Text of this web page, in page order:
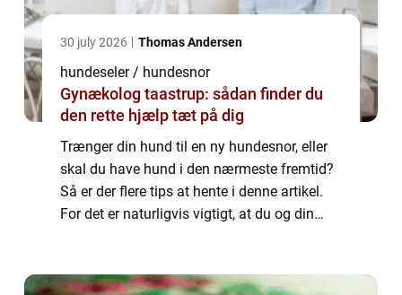
30 july 2026 Thomas Andersen
hundeseler / hundesnor
Gynækolog taastrup: sådan finder du
den rette hjælp tæt på dig
Trænger din hund til en ny hundesnor, eller
skal du have hund i den nærmeste fremtid?
Så er der flere tips at hente i denne artikel.
For det er naturligvis vigtigt, at du og din